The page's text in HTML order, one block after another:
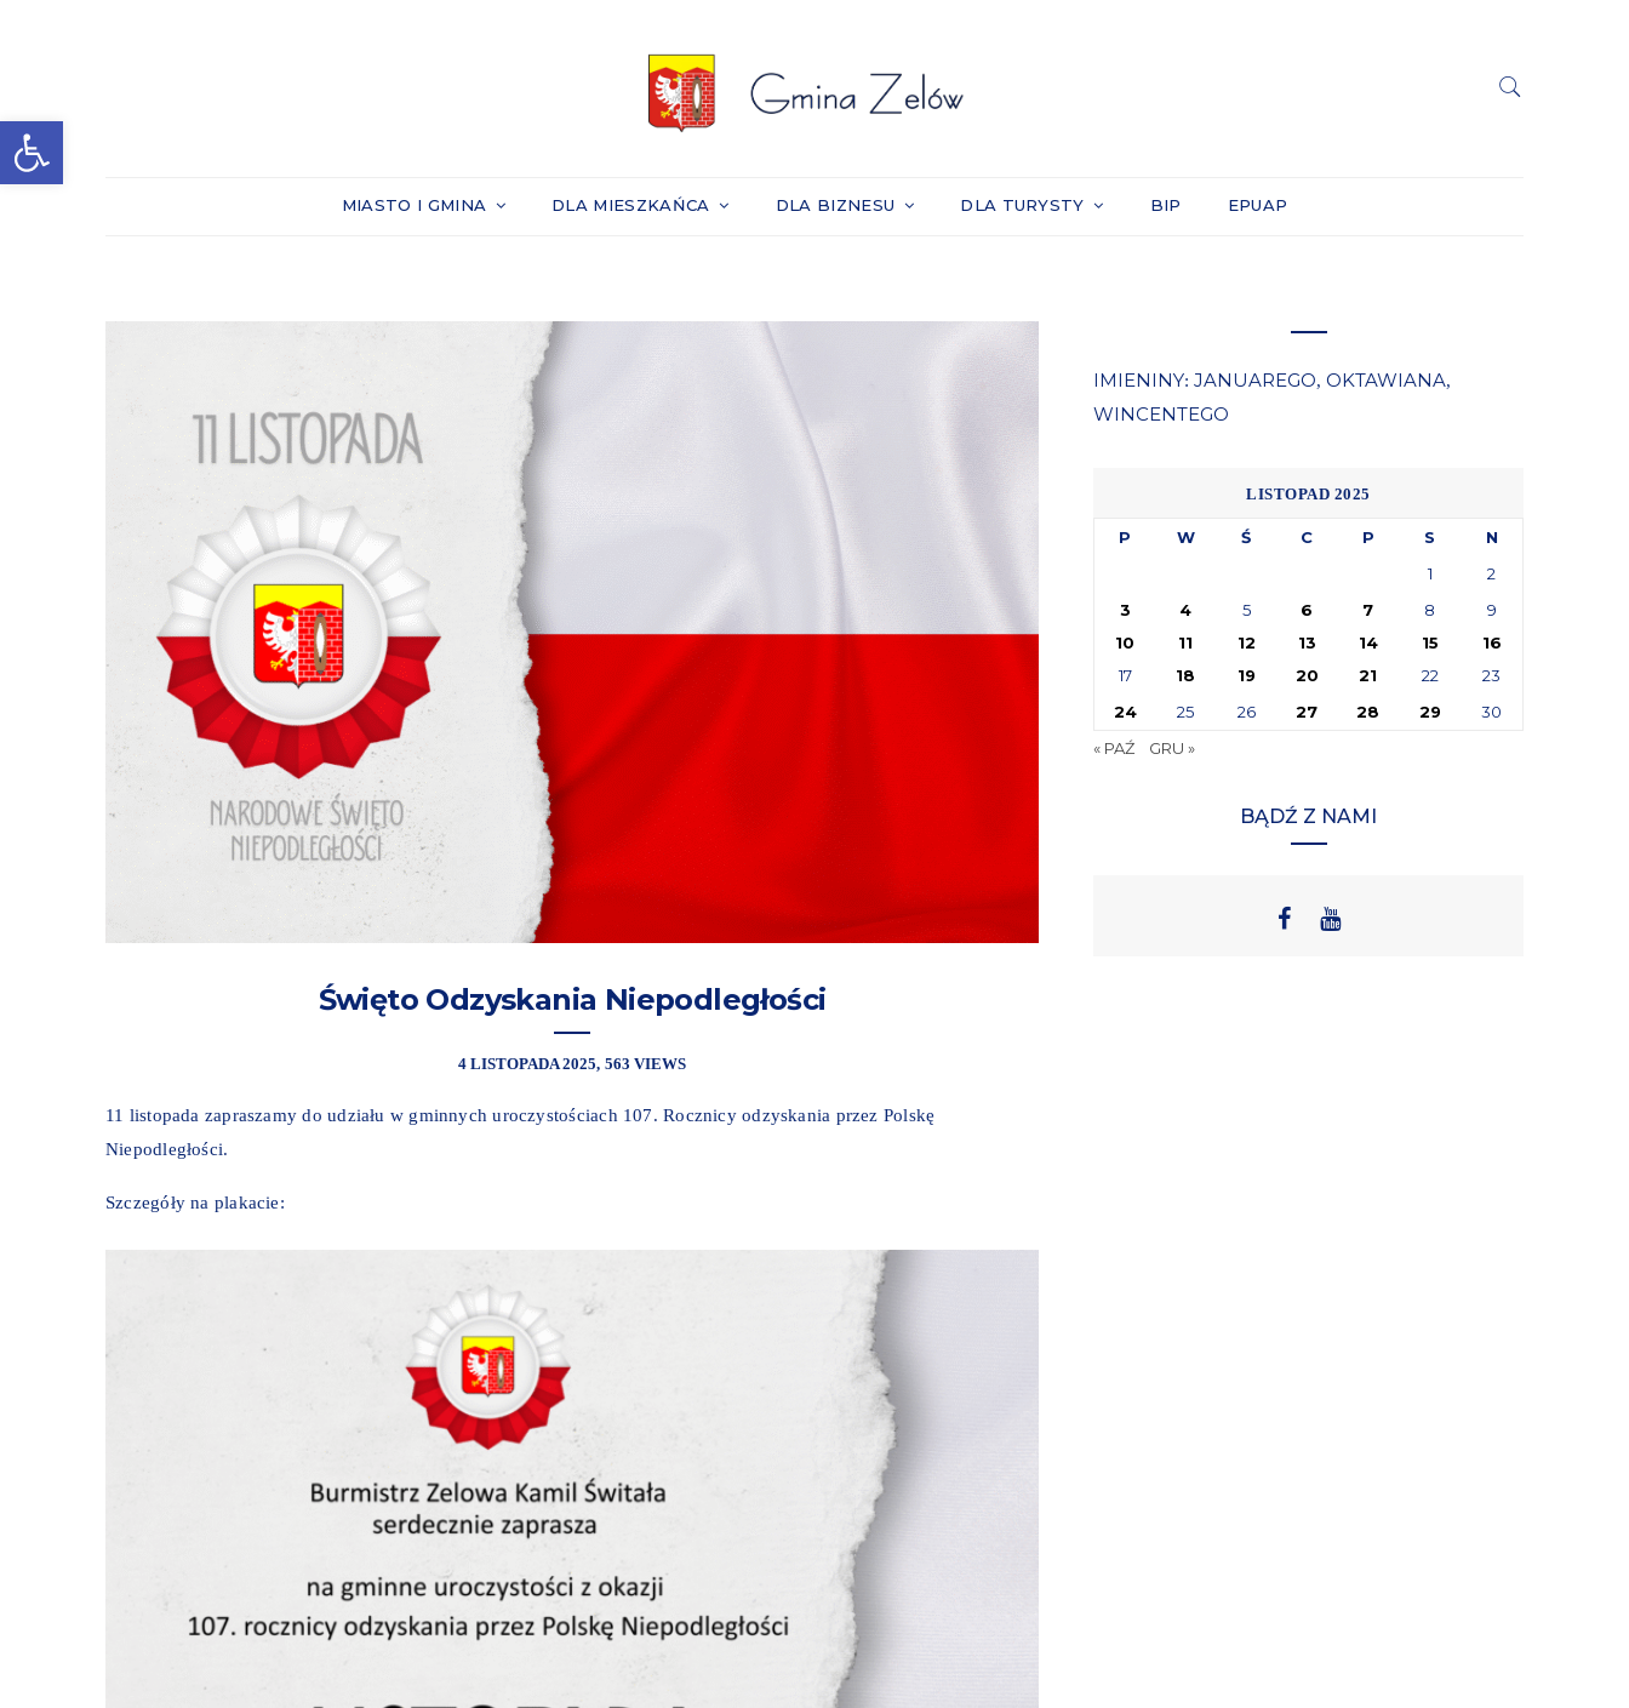
Otwórz pasek narzędzi
MIASTO I GMINA DLA MIESZKAŃCA DLA BIZNESU DLA TURYSTY BIP EPUAP
Święto Odzyskania Niepodległości
4 LISTOPADA 2025 563 VIEWS
11 listopada zapraszamy do udziału w gminnych uroczystościach 107. Rocznicy odzyskania przez Polskę
Niepodległości.
Szczegóły na plakacie:
IMIENINY: JANUAREGO, OKTAWIANA,
WINCENTEGO
LISTOPAD 2025
P W Ś C P S
N
1
2
3
4 5 6 7 8
9
10
11 12 13 14 15
16
17
18 19 20 21 22
23
24
25 26 27 28 29
30
« PAŹ
GRU »
BĄDŹ Z NAMI